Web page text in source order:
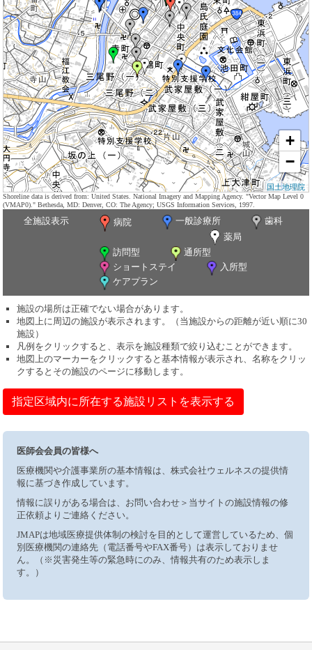
+
−
国土地理院
Shoreline data is derived from: United States. National Imagery and Mapping Agency. "Vector Map Level 0
(VMAP0)." Bethesda, MD: Denver, CO: The Agency; USGS Information Services, 1997.
全施設表示 病院 一般診療所
歯科
薬局
訪問型
通所型
ショートステイ
入所型
ケアプラン
施設の場所は正確でない場合があります。
地図上に周辺の施設が表示されます。（当施設からの距離が近い順に30
施設）
凡例をクリックすると、表示を施設種類で絞り込むことができます。
地図上のマーカーをクリックすると基本情報が表示され、名称をクリッ
クするとその施設のページに移動します。
指定区域内に所在する施設リストを表示する
医師会会員の皆様へ
医療機関や介護事業所の基本情報は、株式会社ウェルネスの提供情
報に基づき作成しています。
情報に誤りがある場合は、お問い合わせ＞当サイトの施設情報の修
正依頼よりご連絡ください。
JMAPは地域医療提供体制の検討を目的として運営しているため、個
別医療機関の連絡先（電話番号やFAX番号）は表示しておりませ
ん。（※災害発生等の緊急時にのみ、情報共有のため表示しま
す。）